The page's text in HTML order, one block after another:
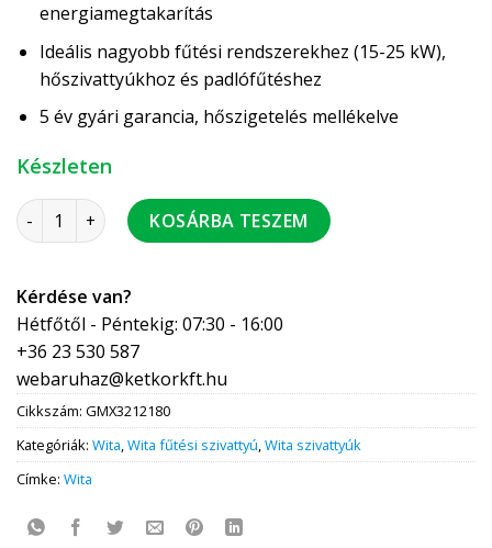
energiamegtakarítás
Ideális nagyobb fűtési rendszerekhez (15-25 kW),
hőszivattyúkhoz és padlófűtéshez
5 év gyári garancia, hőszigetelés mellékelve
Készleten
Wita Go.max 32-120-180 fűtési szivattyú szigetelt
KOSÁRBA TESZEM
Kérdése van?
Hétfőtől - Péntekig: 07:30 - 16:00
+36 23 530 587
webaruhaz@ketkorkft.hu
Cikkszám: GMX3212180
Kategóriák: Wita,Wita fűtési szivattyú,Wita szivattyúk
Címke: Wita